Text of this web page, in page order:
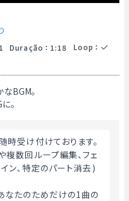
Duração ： 1:18 Loop ：
BGM。
。
受け付けております。
数回ループ編集、フェ
イン、特定のパート消去)
なたのためだけの1曲の